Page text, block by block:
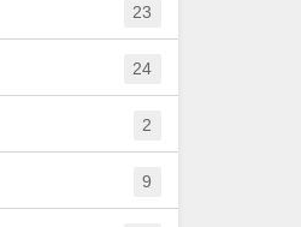
23
24
2
9